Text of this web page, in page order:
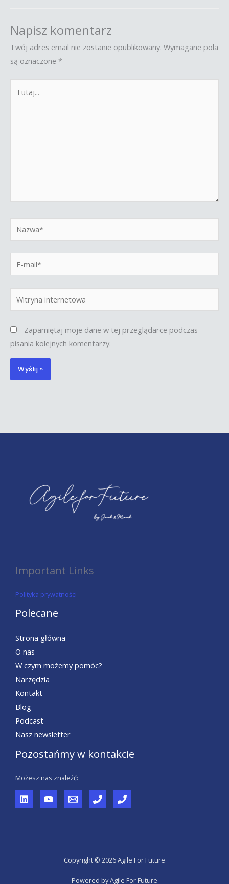
Napisz komentarz
Twój adres email nie zostanie opublikowany. Wymagane pola
są oznaczone *
mail*
internetowa
Zapamiętaj moje dane w tej przeglądarce podczas
pisania kolejnych komentarzy.
Important Links
Polityka prywatności
Polecane
Strona główna
O nas
W czym możemy pomóc?
Narzędzia
Kontakt
Blog
Podcast
Nasz newsletter
Pozostańmy w kontakcie
Możesz nas znaleźć:
Copyright © 2026 Agile For Future
Powered by Agile For Future